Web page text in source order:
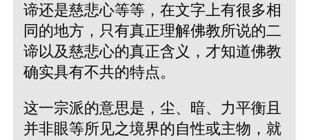
谛还是慈悲心等等，在文字上有很多相
同的地方，只有真正理解佛教所说的二
谛以及慈悲心的真正含义，才知道佛教
确实具有不共的特点。
这一宗派的意思是，尘、暗、力平衡且
并非眼等所见之境界的自性或主物，就